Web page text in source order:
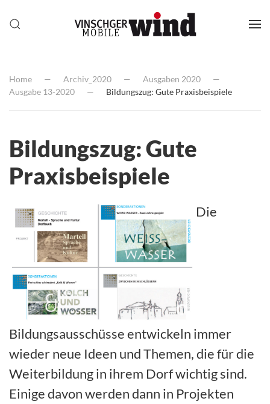
Home Archiv_2020
Ausgaben 2020
Ausgabe 13-2020
Bildungszug: Gute Praxisbeispiele
Bildungszug: Gute
Praxisbeispiele
Die
Bildungsausschüsse entwickeln immer
wieder neue Ideen und Themen, die für die
Weiterbildung in ihrem Dorf wichtig sind.
Einige davon werden dann in Projekten